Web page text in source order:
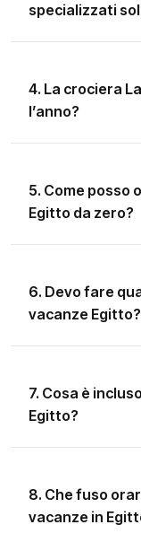
specializzati
4. La crociera
l’anno?
5. Come posso
Egitto da zero?
6. Devo fare
vacanze Egitto?
7. Cosa è
Egitto?
8. Che fuso
vacanze in